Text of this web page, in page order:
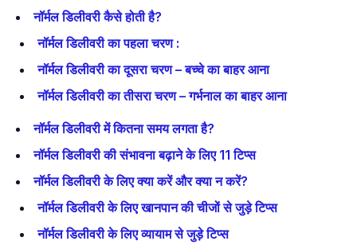
नॉर्मल डिलीवरी कैसे होती है?
नॉर्मल डिलीवरी का पहला चरण :
नॉर्मल डिलीवरी का दूसरा चरण – बच्चे का बाहर आना
नॉर्मल डिलीवरी का तीसरा चरण – गर्भनाल का बाहर आना
नॉर्मल डिलीवरी में कितना समय लगता है?
नॉर्मल डिलीवरी की संभावना बढ़ाने के लिए 11 टिप्स
नॉर्मल डिलीवरी के लिए क्या करें और क्या न करें?
नॉर्मल डिलीवरी के लिए खानपान की चीजों से जुड़े टिप्स
नॉर्मल डिलीवरी के लिए व्यायाम से जुड़े टिप्स